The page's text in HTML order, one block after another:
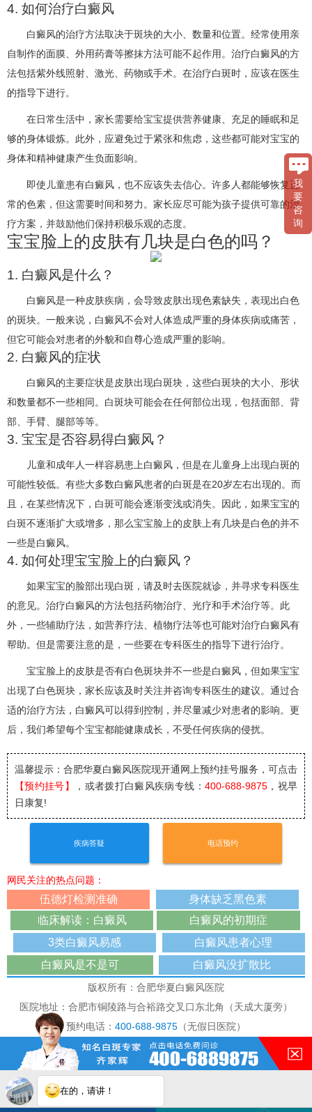
4. 如何治疗白癜风
白癜风的治疗方法取决于斑块的大小、数量和位置。经常使用亲
自制作的面膜、外用药膏等擦抹方法可能不起作用。治疗白癜风的方
法包括紫外线照射、激光、药物或手术。在治疗白斑时，应该在医生
的指导下进行。
在日常生活中，家长需要给宝宝提供营养健康、充足的睡眠和足
够的身体锻炼。此外，应避免过于紧张和焦虑，这些都可能对宝宝的
身体和精神健康产生负面影响。
即使儿童患有白癜风，也不应该失去信心。许多人都能够恢复正
常的色素，但这需要时间和努力。家长应尽可能为孩子提供可靠的治
疗方案，并鼓励他们保持积极乐观的态度。
宝宝脸上的皮肤有几块是白色的吗？
1. 白癜风是什么？
白癜风是一种皮肤疾病，会导致皮肤出现色素缺失，表现出白色
的斑块。一般来说，白癜风不会对人体造成严重的身体疾病或痛苦，
但它可能会对患者的外貌和自尊心造成严重的影响。
2. 白癜风的症状
白癜风的主要症状是皮肤出现白斑块，这些白斑块的大小、形状
和数量都不一些相同。白斑块可能会在任何部位出现，包括面部、背
部、手臂、腿部等等。
3. 宝宝是否容易得白癜风？
儿童和成年人一样容易患上白癜风，但是在儿童身上出现白斑的
可能性较低。有些大多数白癜风患者的白斑是在20岁左右出现的。而
且，在某些情况下，白斑可能会逐渐变浅或消失。因此，如果宝宝的
白斑不逐渐扩大或增多，那么宝宝脸上的皮肤上有几块是白色的并不
一些是白癜风。
4. 如何处理宝宝脸上的白癜风？
如果宝宝的脸部出现白斑，请及时去医院就诊，并寻求专科医生
的意见。治疗白癜风的方法包括药物治疗、光疗和手术治疗等。此
外，一些辅助疗法，如营养疗法、植物疗法等也可能对治疗白癜风有
帮助。但是需要注意的是，一些要在专科医生的指导下进行治疗。
宝宝脸上的皮肤是否有白色斑块并不一些是白癜风，但如果宝宝
出现了白色斑块，家长应该及时关注并咨询专科医生的建议。通过合
适的治疗方法，白癜风可以得到控制，并尽量减少对患者的影响。更
后，我们希望每个宝宝都能健康成长，不受任何疾病的侵扰。
温馨提示：合肥华夏白癜风医院现开通网上预约挂号服务，可点击
【预约挂号】
，或者拨打白癜风疾病专线： 400-688-9875，祝早
日康复!
疾病答疑 电话预约
网民关注的热点问题：
伍德灯检测准确
身体缺乏黑色素
临床解读：白癜风
白癜风的初期症
3类白癜风易感
白癜风患者心理
白癜风是不是可
白癜风没扩散比
版权所有：合肥华夏白癜风医院
医院地址：合肥市铜陵路与合裕路交叉口东北角（天成大厦旁）
预约电话： 400-688-9875 （无假日医院）
本网站已被访问 191085次
免责声明：本站图/文均来自于网络收集,仅供病友参考，不作为医疗诊
断依据，如有转载或引用文章涉及版权问题，请与我们联系删除！
在的，请讲！
我
要
咨
询